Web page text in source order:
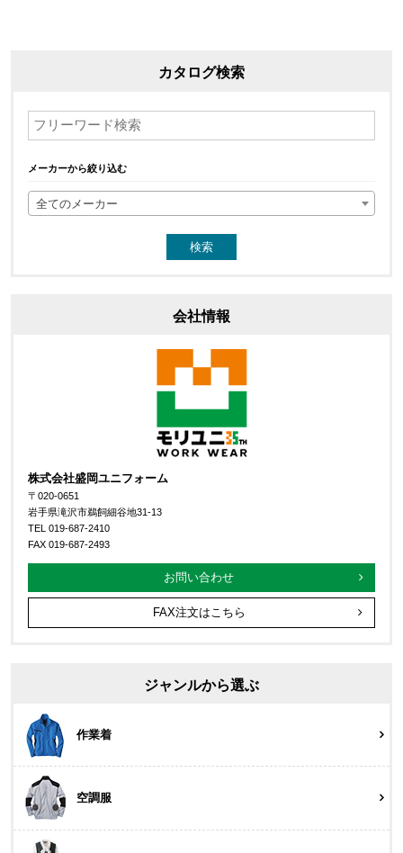
カタログ検索
メーカーから絞り込む
全てのメーカー
会社情報
株式会社盛岡ユニフォーム
〒020-0651
岩手県滝沢市鵜飼細谷地31-13
TEL 019-687-2410
FAX 019-687-2493
お問い合わせ
FAX注文はこちら
ジャンルから選ぶ
作業着
空調服